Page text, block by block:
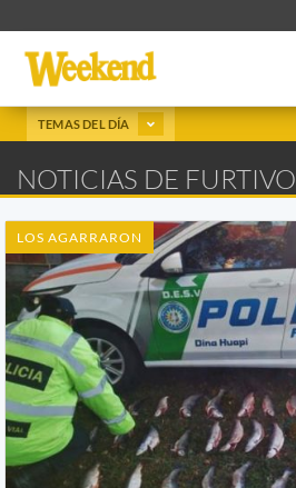
TEMAS DEL DÍA
NOTICIAS DE FURTIVO
LOS AGARRARON